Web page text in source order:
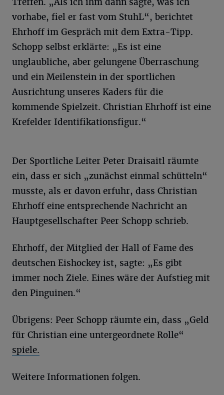
vorhabe, fiel er fast vom StuhL“, berichtet
Ehrhoff im Gespräch mit dem Extra-Tipp.
Schopp selbst erklärte: „Es ist eine
unglaubliche, aber gelungene Überraschung
und ein Meilenstein in der sportlichen
Ausrichtung unseres Kaders für die
kommende Spielzeit. Christian Ehrhoff ist eine
Krefelder Identifikationsfigur.“
Der Sportliche Leiter Peter Draisaitl räumte
ein, dass er sich „zunächst einmal schütteln“
musste, als er davon erfuhr, dass Christian
Ehrhoff eine entsprechende Nachricht an
Hauptgesellschafter Peer Schopp schrieb.
Ehrhoff, der Mitglied der Hall of Fame des
deutschen Eishockey ist, sagte: „Es gibt
immer noch Ziele. Eines wäre der Aufstieg mit
den Pinguinen.“
Übrigens: Peer Schopp räumte ein, dass „Geld
für Christian eine untergeordnete Rolle“
spiele.
Weitere Informationen folgen.